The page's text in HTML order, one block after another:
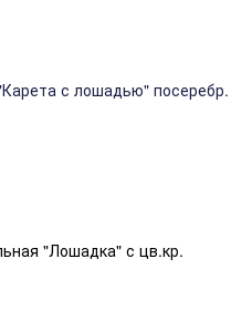
с лошадью" посеребр.